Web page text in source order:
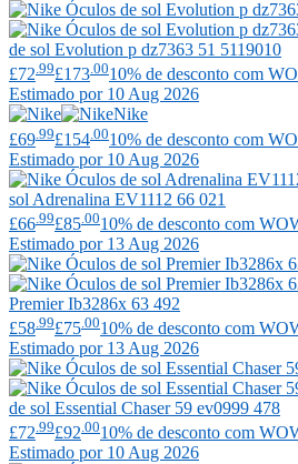
de sol Evolution p dz7363 51 5119010
£72 .99£173 .0010% de desconto com
Estimado por 10 Aug 2026
Nike
£69 .99£154 .0010% de desconto com
Estimado por 10 Aug 2026
sol Adrenalina EV1112 66 021
£66 .99£85 .0010% de desconto com
Estimado por 13 Aug 2026
Premier Ib3286x 63 492
£58 .99£75 .0010% de desconto com
Estimado por 13 Aug 2026
de sol Essential Chaser 59 ev0999 478
£72.99£92.0010% de desconto com
Estimado por 10 Aug 2026